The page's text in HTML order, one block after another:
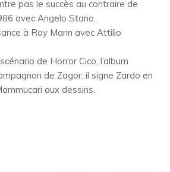
pas le succès au contraire de
avec Angelo Stano.
à Roy Mann avec Attilio
de Horror Cico, l’album
de Zagor. il signe Zardo en
aux dessins.